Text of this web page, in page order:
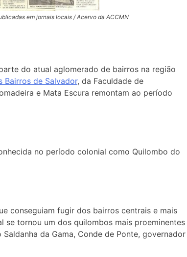
em jornais locais / Acervo da ACCMN
do atual aglomerado de bairros na região
Bairros de Salvador, da Faculdade de
e Mata Escura remontam ao período
no período colonial como Quilombo do
conseguiam fugir dos bairros centrais e mais
se tornou um dos quilombos mais proeminentes
da Gama, Conde de Ponte, governador